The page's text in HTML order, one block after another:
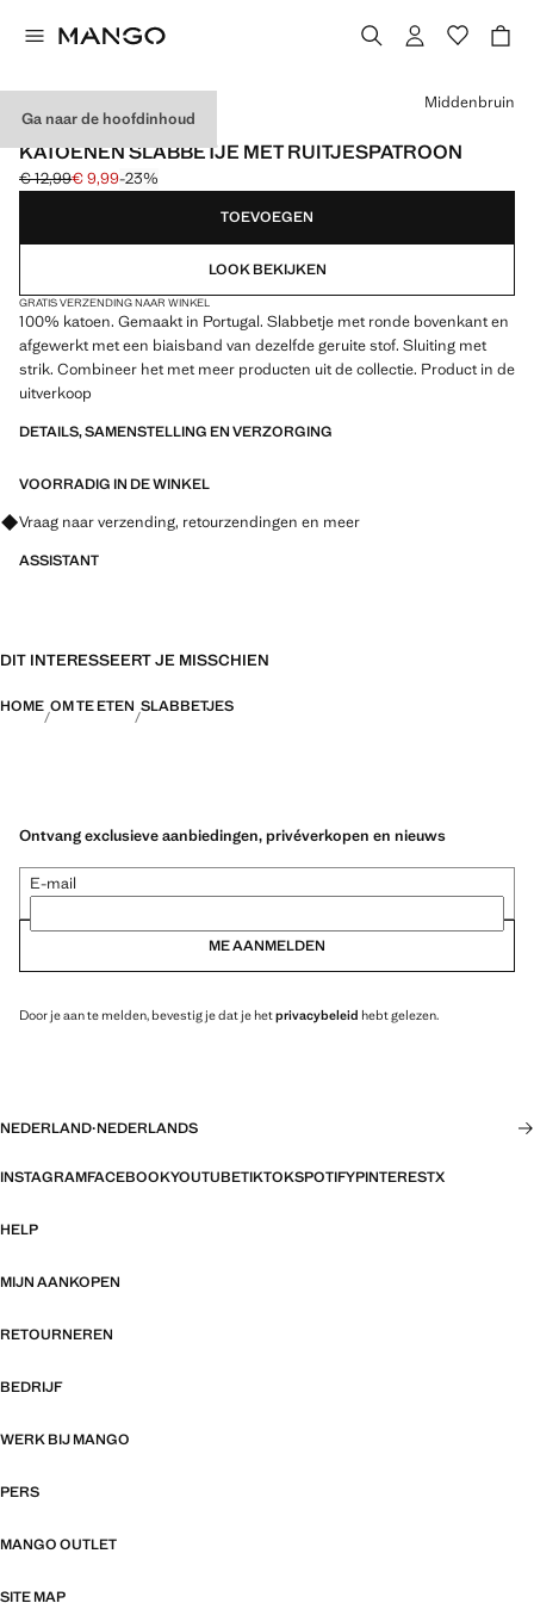
Ga naar de hoofdinhoud
MADE IN PORTUGAL
KATOENEN SLABBETJE MET RUITJESPATROON
Oorspronkelijke prijs doorgehaald [€ 12,99 ]
€ 12,99
Huidige prijs [€ 9,99 ]
€ 9,99-23%
Kies een kleur
Middenbruin
TOEVOEGEN
LOOK BEKIJKEN
GRATIS VERZENDING NAAR WINKEL
100% katoen. Gemaakt in Portugal. Slabbetje met ronde bovenkant en
afgewerkt met een biaisband van dezelfde geruite stof. Sluiting met
strik. Combineer het met meer producten uit de collectie. Product in de
uitverkoop
DETAILS, SAMENSTELLING EN VERZORGING
VOORRADIG IN DE WINKEL
Vraag naar verzending, retourzendingen en meer
ASSISTANT
DIT INTERESSEERT JE MISSCHIEN
HOME OM TE ETEN SLABBETJES
Ontvang exclusieve aanbiedingen, privéverkopen en nieuws
E-mail
ME AANMELDEN
Door je aan te melden, bevestig je dat je hetprivacybeleid hebt gelezen.
NEDERLAND·NEDERLANDS
INSTAGRAMFACEBOOKYOUTUBETIKTOKSPOTIFYPINTERESTX
HELP
MIJN AANKOPEN
RETOURNEREN
BEDRIJF
WERK BIJ MANGO
PERS
MANGO OUTLET
SITE MAP